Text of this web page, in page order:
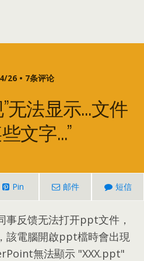
26 • 7条评论
”无法显示…文件
文字…”
Pin 邮件 短信
事反馈无法打开ppt文件，
該電腦開啟ppt檔時會出現
無法顯示 "XXX.ppt"